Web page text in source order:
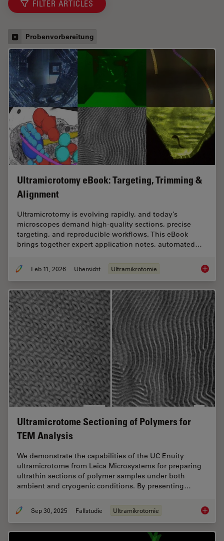
FILTER ARTICLES
Probenvorbereitung
Ultramicrotomy eBook: Targeting, Trimming &
Alignment
Ultramicrotomy is evolving rapidly, and today’s
microscopes demand high‑quality sections, precise
targeting, and reproducible workflows. This eBook
brings together expert application notes, automated…
Feb 11, 2026 Übersicht Ultramikrotomie
Ultramicrotome Sectioning of Polymers for
TEM Analysis
We demonstrate the capabilities of the UC Enuity
ultramicrotome from Leica Microsystems for preparing
ultrathin sections of polymer samples under both
ambient and cryogenic conditions. By presenting…
Sep 30, 2025 Fallstudie Ultramikrotomie